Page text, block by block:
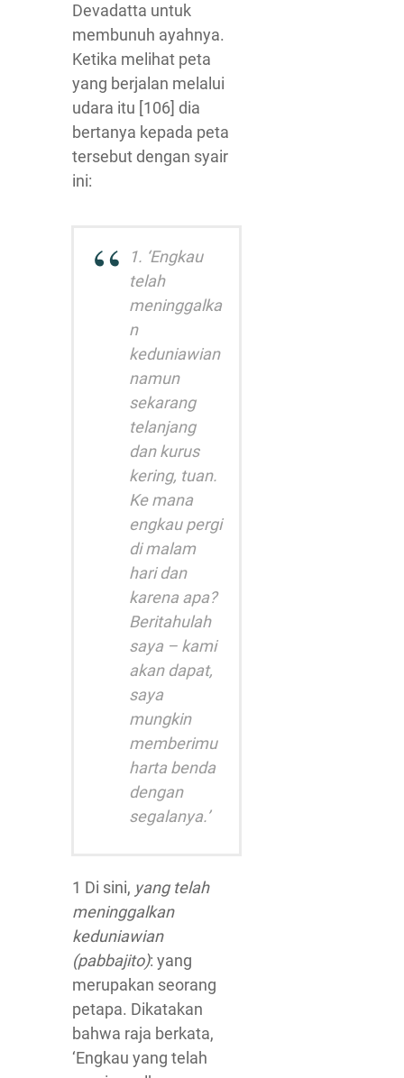
Devadatta untuk
membunuh ayahnya.
Ketika melihat peta
yang berjalan melalui
udara itu [106] dia
bertanya kepada peta
tersebut dengan syair
ini:
1. ‘Engkau
telah
meninggalka
n
keduniawian
namun
sekarang
telanjang
dan kurus
kering, tuan.
Ke mana
engkau pergi
di malam
hari dan
karena apa?
Beritahulah
saya – kami
akan dapat,
saya
mungkin
memberimu
harta benda
dengan
segalanya.’
1 Di sini, yang telah
meninggalkan
keduniawian
(pabbajito): yang
merupakan seorang
petapa. Dikatakan
bahwa raja berkata,
‘Engkau yang telah